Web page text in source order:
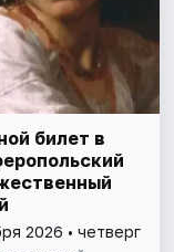
билет в
2026 • четверг